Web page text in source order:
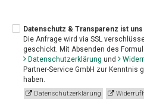
Datenschutz & Transparenz ist
Die Anfrage wird via SSL
geschickt. Mit Absenden des
Datenschutzerklärung und
Partner-Service GmbH zur Kenntnis
haben.
Datenschutzerklärung